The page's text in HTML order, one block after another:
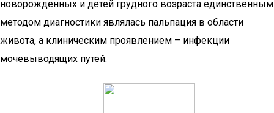
новорожденных и детей грудного возраста единственным
методом диагностики являлась пальпация в области
живота, а клиническим проявлением – инфекции
мочевыводящих путей.